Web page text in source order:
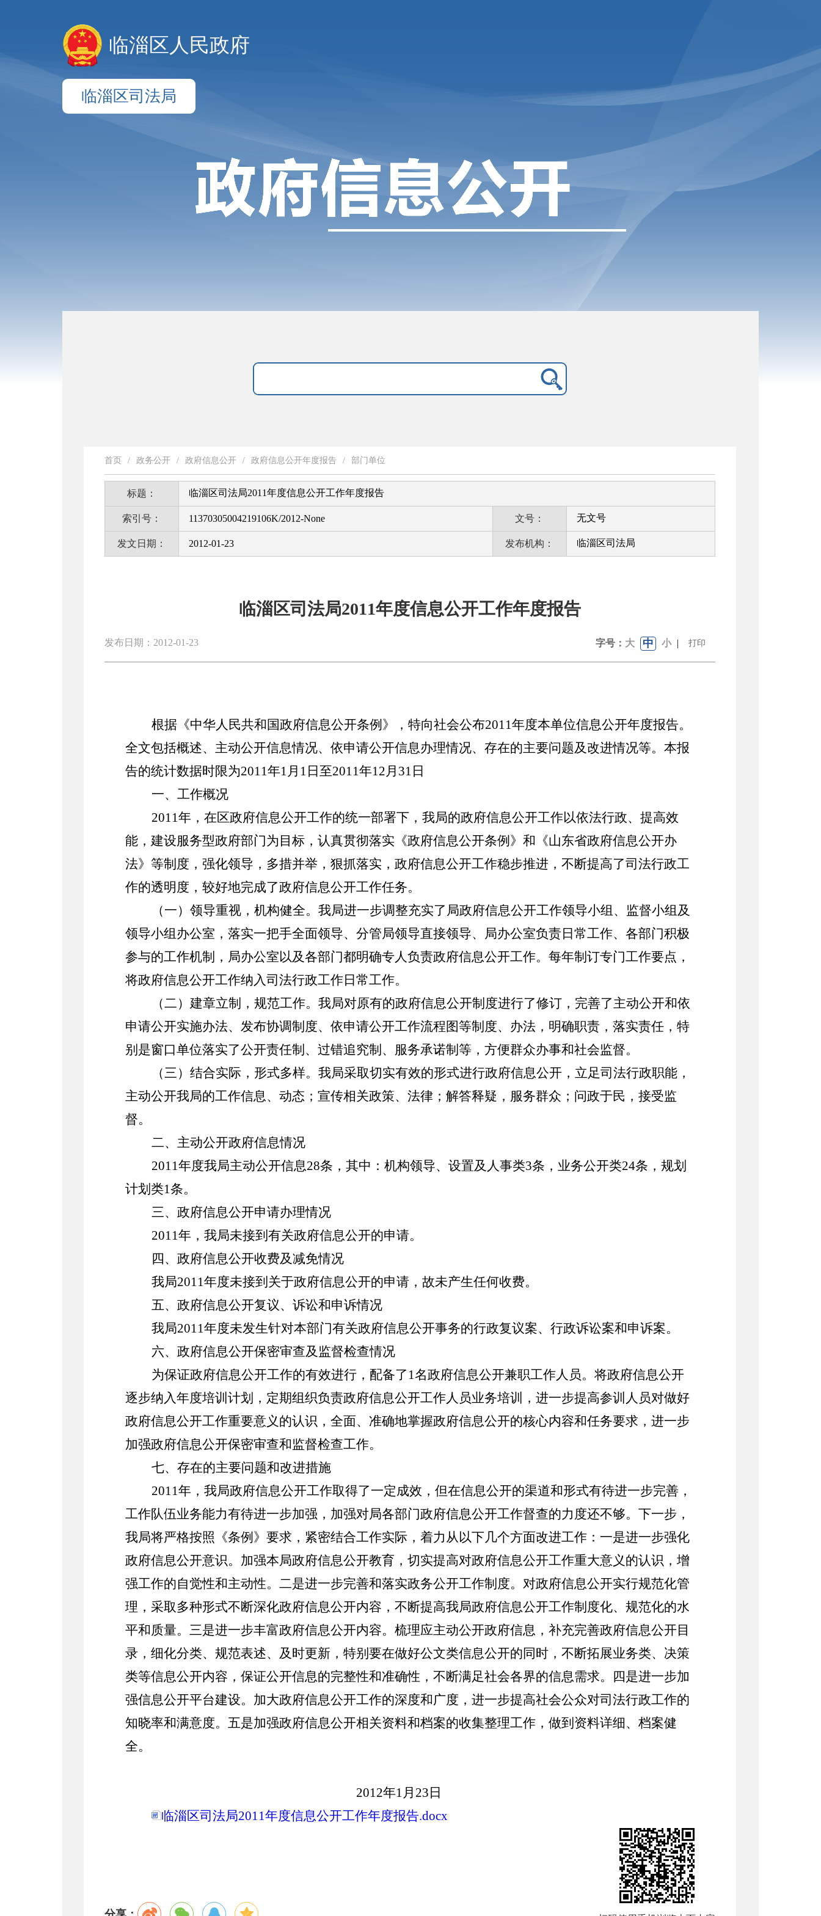
临淄区人民政府
临淄区司法局
首页 / 政务公开 / 政府信息公开 / 政府信息公开年度报告 / 部门单位
标题： 临淄区司法局2011年度信息公开工作年度报告
索引号： 11370305004219106K/2012-None 文号： 无文号
发文日期： 2012-01-23 发布机构： 临淄区司法局
临淄区司法局2011年度信息公开工作年度报告
发布日期：2012-01-23 字号： 大 中 小 | 打印
根据《中华人民共和国政府信息公开条例》，特向社会公布2011年度本单位信息公开年度报告。
全文包括概述、主动公开信息情况、依申请公开信息办理情况、存在的主要问题及改进情况等。本报
告的统计数据时限为2011年1月1日至2011年12月31日
一、工作概况
2011年，在区政府信息公开工作的统一部署下，我局的政府信息公开工作以依法行政、提高效
能，建设服务型政府部门为目标，认真贯彻落实《政府信息公开条例》和《山东省政府信息公开办
法》等制度，强化领导，多措并举，狠抓落实，政府信息公开工作稳步推进，不断提高了司法行政工
作的透明度，较好地完成了政府信息公开工作任务。
（一）领导重视，机构健全。 我局进一步调整充实了局政府信息公开工作领导小组、监督小组及
领导小组办公室，落实一把手全面领导、分管局领导直接领导、局办公室负责日常工作、各部门积极
参与的工作机制，局办公室以及各部门都明确专人负责政府信息公开工作。每年制订专门工作要点，
将政府信息公开工作纳入司法行政工作日常工作。
（二）建章立制，规范工作。 我局对原有的政府信息公开制度进行了修订，完善了主动公开和依
申请公开实施办法、发布协调制度、依申请公开工作流程图等制度、办法，明确职责，落实责任，特
别是窗口单位落实了公开责任制、过错追究制、服务承诺制等，方便群众办事和社会监督。
（三）结合实际，形式多样。 我局采取切实有效的形式进行政府信息公开，立足司法行政职能，
主动公开我局的工作信息、动态；宣传相关政策、法律；解答释疑，服务群众；问政于民，接受监
督。
二、主动公开政府信息情况
2011年度我局主动公开信息28条，其中：机构领导、设置及人事类3条，业务公开类24条，规划
计划类1条。
三、政府信息公开申请办理情况
2011年，我局未接到有关政府信息公开的申请。
四、政府信息公开收费及减免情况
我局2011年度未接到关于政府信息公开的申请，故未产生任何收费。
五、政府信息公开复议、诉讼和申诉情况
我局2011年度未发生针对本部门有关政府信息公开事务的行政复议案、行政诉讼案和申诉案。
六、政府信息公开保密审查及监督检查情况
为保证政府信息公开工作的有效进行，配备了1名政府信息公开兼职工作人员。将政府信息公开
逐步纳入年度培训计划，定期组织负责政府信息公开工作人员业务培训，进一步提高参训人员对做好
政府信息公开工作重要意义的认识，全面、准确地掌握政府信息公开的核心内容和任务要求，进一步
加强政府信息公开保密审查和监督检查工作。
七、存在的主要问题和改进措施
2011年，我局政府信息公开工作取得了一定成效，但在信息公开的渠道和形式有待进一步完善，
工作队伍业务能力有待进一步加强，加强对局各部门政府信息公开工作督查的力度还不够。下一步，
我局将严格按照《条例》要求，紧密结合工作实际，着力从以下几个方面改进工作：一是进一步强化
政府信息公开意识。加强本局政府信息公开教育，切实提高对政府信息公开工作重大意义的认识，增
强工作的自觉性和主动性。二是进一步完善和落实政务公开工作制度。对政府信息公开实行规范化管
理，采取多种形式不断深化政府信息公开内容，不断提高我局政府信息公开工作制度化、规范化的水
平和质量。三是进一步丰富政府信息公开内容。梳理应主动公开政府信息，补充完善政府信息公开目
录，细化分类、规范表述、及时更新，特别要在做好公文类信息公开的同时，不断拓展业务类、决策
类等信息公开内容，保证公开信息的完整性和准确性，不断满足社会各界的信息需求。四是进一步加
强信息公开平台建设。加大政府信息公开工作的深度和广度，进一步提高社会公众对司法行政工作的
知晓率和满意度。五是加强政府信息公开相关资料和档案的收集整理工作，做到资料详细、档案健
全。
2012年1月23日
临淄区司法局2011年度信息公开工作年度报告.docx